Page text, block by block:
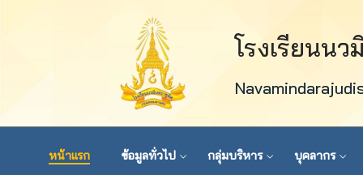
โรงเรียนน
หน้าแรก ข้อมูลทั่วไป กลุ่มบริหาร บุคลากร